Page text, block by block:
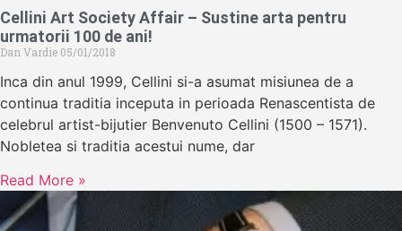
Cellini Art Society Affair – Sustine arta pentru
urmatorii 100 de ani!
Dan Vardie 05/01/2018
Inca din anul 1999, Cellini si-a asumat misiunea de a
continua traditia inceputa in perioada Renascentista de
celebrul artist-bijutier Benvenuto Cellini (1500 – 1571).
Nobletea si traditia acestui nume, dar
Read More »